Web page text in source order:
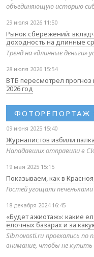
объединяющую историю
29 июля 2026 11:50
Рынок сбережений:
доходность на длинные
Тренд на «длинные деньги»
28 июля 2026 15:54
ВТБ пересмотрел прогноз
2026 год
ФОТОРЕПОРТАЖ
09 июня 2025 15:40
Журналистов избили
Нападавших отправили в
19 мая 2025 15:15
Показываем, как в
Гостей угощали
18 декабря 2024 16:45
«Будет ажиотаж»: какие
елочных базарах и за
Sibnovosti.ru проехались
внимание, чтобы не